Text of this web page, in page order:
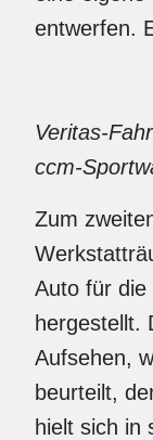
entwerfen.
Veritas-
ccm-
Zum
Auto für die
hergestellt.
Aufsehen,
beurteilt,
hielt sich in